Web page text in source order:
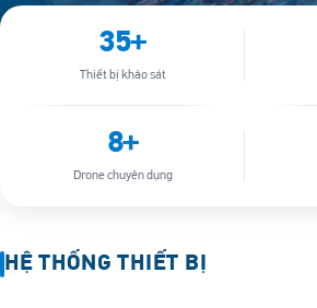
35+
Thiết bị khảo sát
8+
Drone chuyên dụng
HỆ THỐNG THIẾT BỊ